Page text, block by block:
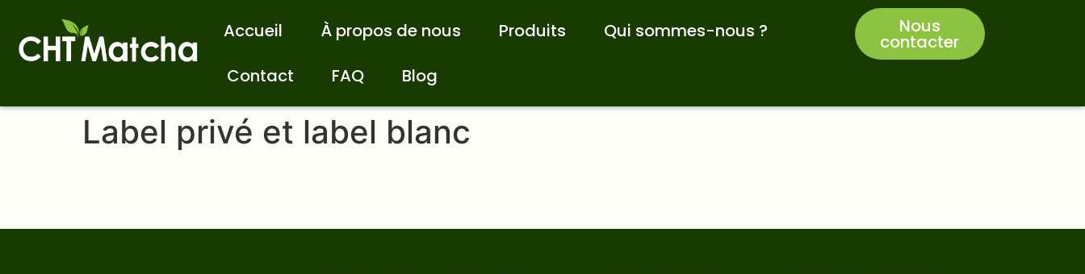
Accueil À propos de nous Produits
Qui sommes-nous ?
Contact
FAQ Blog
Nous
contacter
Label privé et label blanc